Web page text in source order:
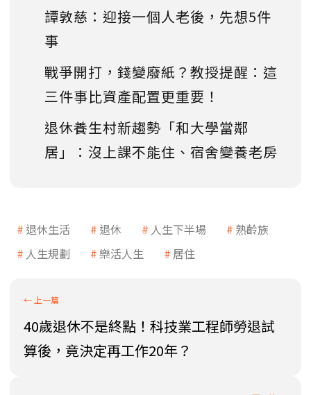
譚敦慈：迎接一個人老後，先想5件
事
戰爭開打，錢變廢紙？教授提醒：這
三件事比資產配置更重要！
退休養生村新趨勢「和大學當鄰
居」：沒上課不能住、宿舍變養老房
退休生活 退休 人生下半場
熟齡族
人生規劃
樂活人生 居住
40歲退休不是終點！科技業工程師勞退試
算後，竟決定再工作20年？